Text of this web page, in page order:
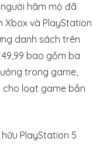
hâm mộ đã
Xbox và PlayStation
danh sách trên
bao gồm ba
trong game,
loạt game bắn
PlayStation 5